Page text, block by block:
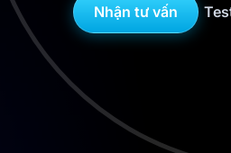
Nhận tư vấn